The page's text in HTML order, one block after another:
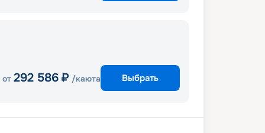
от 292 586 ₽ /каюта Выбрать